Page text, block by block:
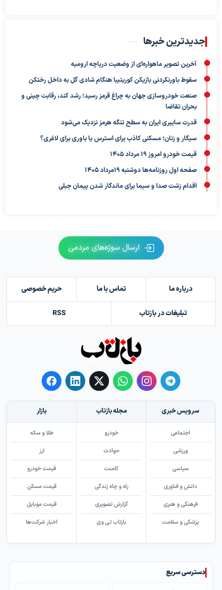
جدیدترین خبرها
آخرین تصویر ماهواره‌ای از وضعیت دریاچه ارومیه
سقوط باورنکردنی بازیکن کوریتیبا هنگام شادی گل به داخل رختکن
صنعت خودروسازی جهان به چراغ قرمز رسید؛ رشد کند، رقابت چینی و
بحران تقاضا
قدرت سایبری ایران به سطح تنگه هرمز نزدیک می‌شود
سیگار و زنان؛ مسکنی کاذب برای استرس یا باوری برای لاغری؟
قیمت خودرو امروز 19 مرداد 1405
صفحه اول روزنامه‌ها دوشنبه 19مرداد 1405
اقدام زشت صدا و سیما برای ماندگار شدن پیمان جبلی
ارسال سوژه‌های مردمی
درباره ما تماس با ما حریم خصوصی
تبلیغات در بازتاب RSS
سرویس خبری
اجتماعی
ورزشی
سیاسی
دانش و فناوری
فرهنگی و هنری
پزشکی و سلامت
مجله بازتاب
خودرو
حوادث
کامنت
راه و چاه زندگی
گزارش تصویری
بازتاب تی وی
بازار
طلا و سکه
ارز
قیمت خودرو
قیمت مسکن
قیمت موبایل
اخبار شرکت‌ها
دسترسی سریع